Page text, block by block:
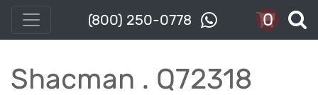
(800) 250-0778 0
Shacman . Q72318